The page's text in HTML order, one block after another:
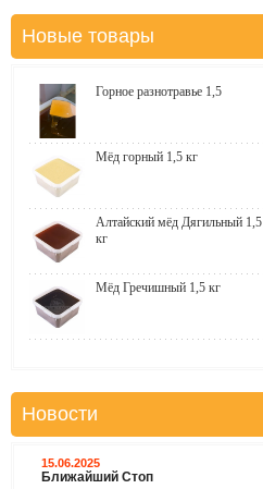
Новые товары
Горное разнотравье 1,5
Мёд горный 1,5 кг
Алтайский мёд Дягильный 1,5
кг
Мёд Гречишный 1,5 кг
Новости
15.06.2025
Ближайший Стоп